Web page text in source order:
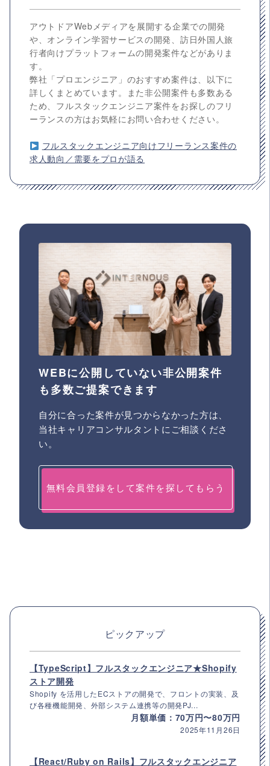
アウトドアWebメディアを展開する企業での開発
や、オンライン学習サービスの開発、訪日外国人旅
行者向けプラットフォームの開発案件などがありま
す。
弊社「プロエンジニア」のおすすめ案件は、以下に
詳しくまとめています。また非公開案件も多数ある
ため、フルスタックエンジニア案件をお探しのフリ
ーランスの方はお気軽にお問い合わせください。
フルスタックエンジニア向けフリーランス案件の
求人動向／需要をプロが語る
WEBに公開していない非公開案件
も多数ご提案できます
自分に合った案件が見つからなかった方は、
当社キャリアコンサルタントにご相談くださ
い。
無料会員登録をして案件を探してもらう
ピックアップ
【TypeScript】フルスタックエンジニア★Shopify
ストア開発
Shopify を活用したECストアの開発で、フロントの実装、及
び各種機能開発、外部システム連携等の開発PJ...
月額単価：70万円〜80万円
2025年11月26日
【React/Ruby on Rails】フルスタックエンジニア